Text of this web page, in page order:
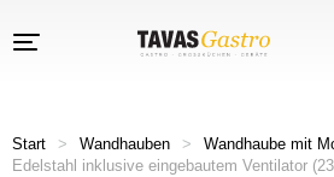
Start > Wandhauben > Wandhaube mit
Edelstahl inklusive eingebautem Ventilator